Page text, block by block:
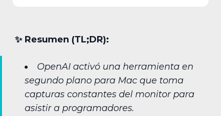
✨︎ Resumen (TL;DR):
OpenAI activó una herramienta en
segundo plano para Mac que toma
capturas constantes del monitor para
asistir a programadores.